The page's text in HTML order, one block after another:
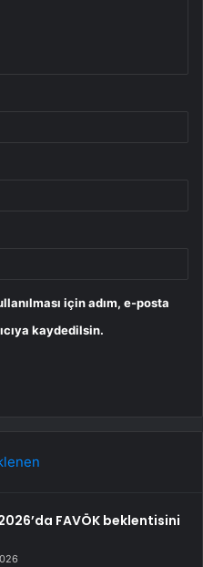
için adım, e-posta
kaydedilsin.
FAVÖK beklentisini